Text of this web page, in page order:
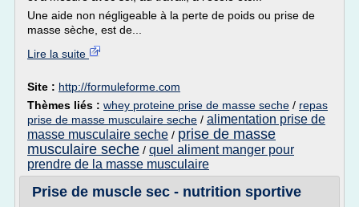
Une aide non négligeable à la perte de poids ou prise de
masse sèche, est de...
Lire la suite
Site : http://formuleforme.com
Thèmes liés : whey proteine prise de masse seche / repas
prise de masse musculaire seche / alimentation prise de
masse musculaire seche / prise de masse
musculaire seche / quel aliment manger pour
prendre de la masse musculaire
Prise de muscle sec - nutrition sportive